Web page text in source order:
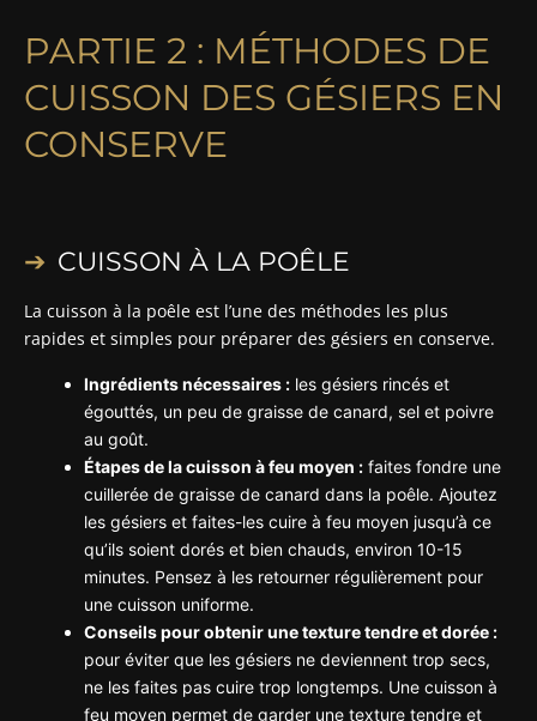
PARTIE 2 : MÉTHODES DE
CUISSON DES GÉSIERS EN
CONSERVE
CUISSON À LA POÊLE
La cuisson à la poêle est l’une des méthodes les plus
rapides et simples pour préparer des gésiers en conserve.
Ingrédients nécessaires : les gésiers rincés et
égouttés, un peu de graisse de canard, sel et poivre
au goût.
Étapes de la cuisson à feu moyen : faites fondre une
cuillerée de graisse de canard dans la poêle. Ajoutez
les gésiers et faites-les cuire à feu moyen jusqu’à ce
qu’ils soient dorés et bien chauds, environ 10-15
minutes. Pensez à les retourner régulièrement pour
une cuisson uniforme.
Conseils pour obtenir une texture tendre et dorée :
pour éviter que les gésiers ne deviennent trop secs,
ne les faites pas cuire trop longtemps. Une cuisson à
feu moyen permet de garder une texture tendre et